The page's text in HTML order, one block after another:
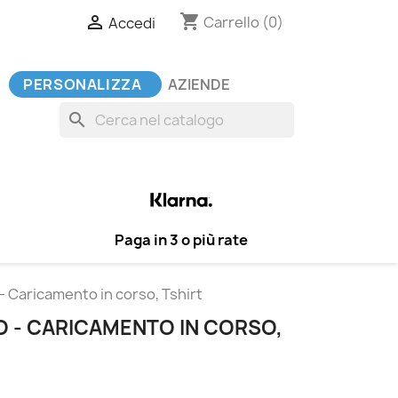
 Accedi shopping_cart Carrello (0)
PERSONALIZZA AZIENDE
search
Paga in 3 o più rate
Caricamento in corso, Tshirt
- CARICAMENTO IN CORSO,